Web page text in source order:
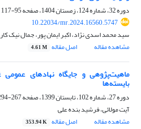
دوره 32، شماره 124، زمستان 1404، صفحه
95-117
10.22034/mr.2024.16560.5747
سید محمد اسدی نژاد، اکبر ایمان پور، جمال نیک کار
مشاهده مقاله
اصل مقاله 4.61 M
ماهیت‌پژوهی و جایگاه نهادهای
بایسته‌ها
دوره 27، شماره 102، تابستان 1399، صفحه
267-294
آیت مولائی، فرشید بنده علی
مشاهده مقاله
اصل مقاله 353.94 K